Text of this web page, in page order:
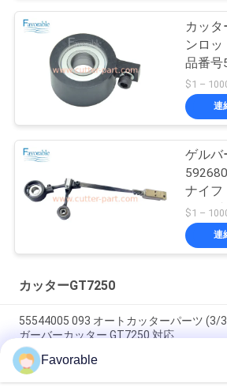
カッタ
ンロッ
品番号
連
ゲルバ
ナイフ
センブ
連
カッターGT7250
55544005 093 オートカッターパーツ (3/
ガーバーカッター GT7250 対応
ブルー・ゲルバー・カッター GT7250 ト
#SSE-M20-0PN-WW 153500557
Favorable